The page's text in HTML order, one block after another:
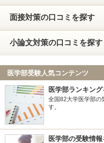
面接対策の口コミを探す
小論文対策の口コミを探す
医学部受験人気コンテンツ
医学部ランキン
全国82大学医学部の
す。
医学部の受験情